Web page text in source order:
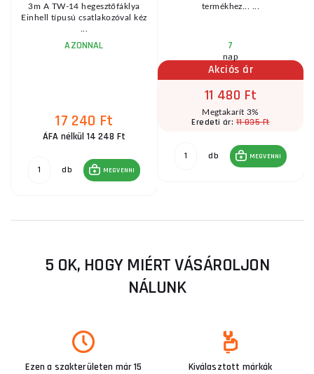
3m A TW-14 hegesztőfáklya
Einhell típusú csatlakozóval kéz
AZONNAL
17 240 Ft
ÁFA nélkül 14 248 Ft
db MEGVENNI
termékhez... ...
7
nap
Akciós ár
11 480 Ft
Megtakarít 3%
Eredeti ár:11 835 Ft
db MEGVENNI
5 OK, HOGY MIÉRT VÁSÁROLJON
NÁLUNK
Ezen a szakterületen már 15
Kiválasztott márkák